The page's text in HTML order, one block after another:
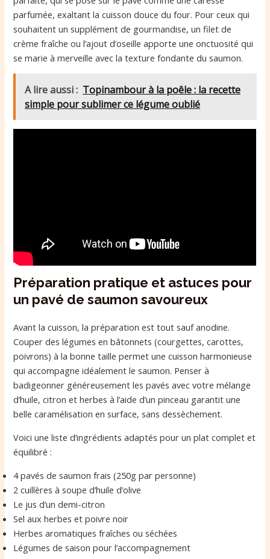
parfumée, exaltant la cuisson douce du four. Pour ceux qui
souhaitent un supplément de gourmandise, un filet de
crème fraîche ou l’ajout d’oseille apporte une onctuosité qui
se marie à merveille avec la texture fondante du saumon.
A lire aussi : Topinambour à la poêle : la recette
simple pour sublimer ce légume oublié
Préparation pratique et astuces pour
un pavé de saumon savoureux
Avant la cuisson, la préparation est tout sauf anodine.
Couper des légumes en bâtonnets (courgettes, carottes,
poivrons) à la bonne taille permet une cuisson harmonieuse
qui accompagne idéalement le saumon. Penser à
badigeonner généreusement les pavés avec votre mélange
d’huile, citron et herbes à l’aide d’un pinceau garantit une
belle caramélisation en surface, sans dessèchement.
Voici une liste d’ingrédients adaptés pour un plat complet et
équilibré :
4 pavés de saumon frais (250g par personne)
2 cuillères à soupe d’huile d’olive
Le jus d’un demi-citron
Sel aux herbes et poivre noir
Herbes aromatiques fraîches ou séchées
Légumes de saison pour l’accompagnement